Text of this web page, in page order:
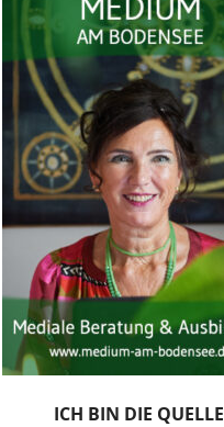
ICH BIN DIE QUELLE